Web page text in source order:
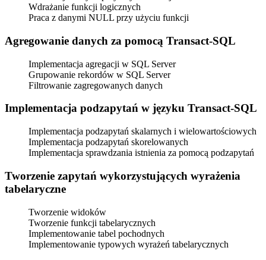
Wdrażanie funkcji logicznych
Praca z danymi NULL przy użyciu funkcji
Agregowanie danych za pomocą Transact-SQL
Implementacja agregacji w SQL Server
Grupowanie rekordów w SQL Server
Filtrowanie zagregowanych danych
Implementacja podzapytań w języku Transact-SQL
Implementacja podzapytań skalarnych i wielowartościowych
Implementacja podzapytań skorelowanych
Implementacja sprawdzania istnienia za pomocą podzapytań
Tworzenie zapytań wykorzystujących wyrażenia
tabelaryczne
Tworzenie widoków
Tworzenie funkcji tabelarycznych
Implementowanie tabel pochodnych
Implementowanie typowych wyrażeń tabelarycznych